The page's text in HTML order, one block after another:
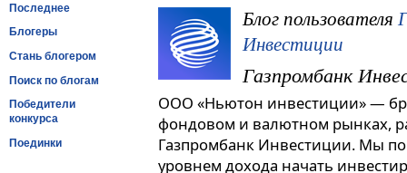
Последнее
Блогеры
Стань блогером
Поиск по блогам
Победители
конкурса
Поединки
Блог пользователя
Инвестиции
Газпромбанк
ООО «Ньютон инвестиции» —
фондовом и валютном рынках,
Газпромбанк Инвестиции. Мы
уровнем дохода начать